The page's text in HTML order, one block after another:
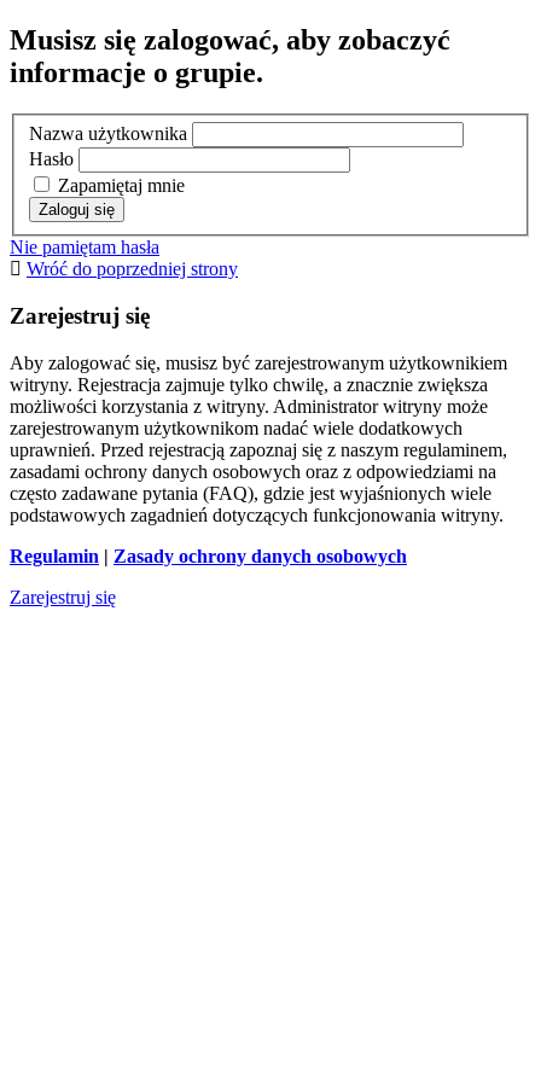
Musisz się zalogować, aby zobaczyć
informacje o grupie.
Nazwa użytkownika
Hasło
Zapamiętaj mnie
Nie pamiętam hasła
Wróć do poprzedniej strony
Zarejestruj się
Aby zalogować się, musisz być zarejestrowanym użytkownikiem
witryny. Rejestracja zajmuje tylko chwilę, a znacznie zwiększa
możliwości korzystania z witryny. Administrator witryny może
zarejestrowanym użytkownikom nadać wiele dodatkowych
uprawnień. Przed rejestracją zapoznaj się z naszym regulaminem,
zasadami ochrony danych osobowych oraz z odpowiedziami na
często zadawane pytania (FAQ), gdzie jest wyjaśnionych wiele
podstawowych zagadnień dotyczących funkcjonowania witryny.
Regulamin | Zasady ochrony danych osobowych
Zarejestruj się